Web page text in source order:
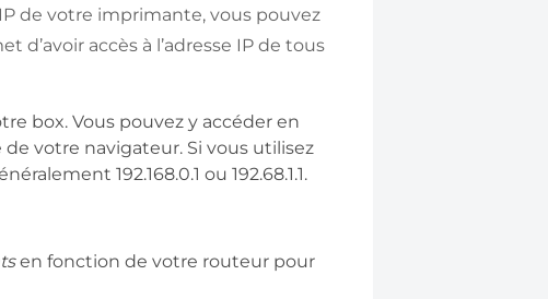
de votre imprimante, vous pouvez
accès à l’adresse IP de tous
box. Vous pouvez y accéder en
de votre navigateur. Si vous utilisez
192.168.0.1 ou 192.68.1.1.
en fonction de votre routeur pour